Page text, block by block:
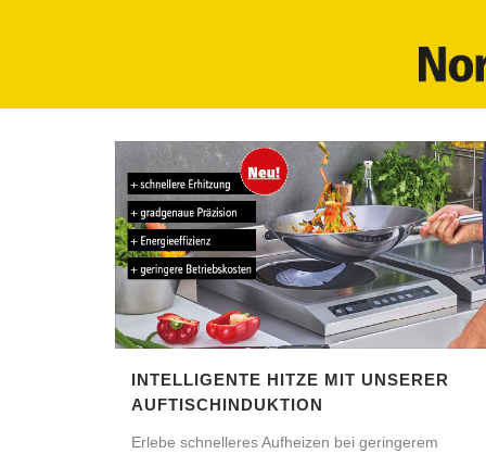
INTELLIGENTE HITZE MIT UNSERER
AUFTISCHINDUKTION
Erlebe schnelleres Aufheizen bei geringerem